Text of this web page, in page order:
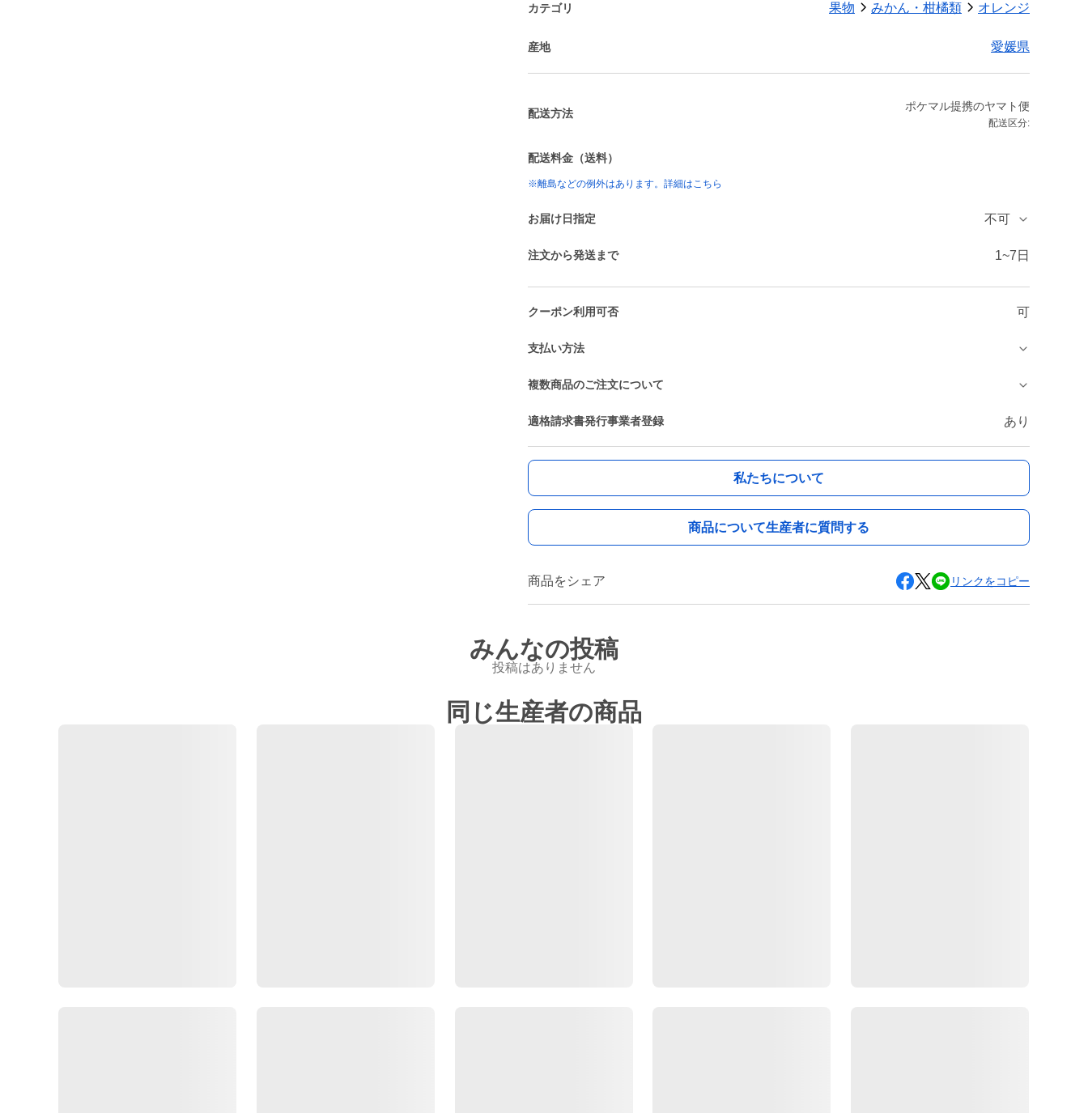
カテゴリ 果物 みかん・柑橘類 オレンジ
産地 愛媛県
配送方法
ポケマル提携のヤマト便
配送区分:
配送料金（送料）
※離島などの例外はあります。詳細はこちら
お届け日指定 不可
注文から発送まで 1~7日
クーポン利用可否 可
支払い方法
複数商品のご注文について
適格請求書発行事業者登録 あり
私たちについて
商品について生産者に質問する
商品をシェア リンクをコピー
みんなの投稿
投稿はありません
同じ生産者の商品